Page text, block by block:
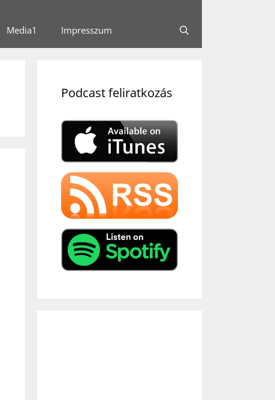
Media1 Impresszum
Podcast feliratkozás